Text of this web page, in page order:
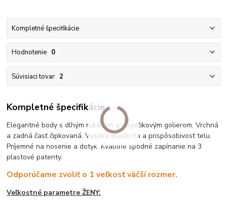
Kompletné špecifikácie
Hodnotenie 0
Súvisiaci tovar 2
Kompletné špecifikácie
Elegantné body s dlhým rukávom a stojačikovým golierom. Vrchná
a zadná časť čipkovaná. Vysoká elasticita a prispôsobivosť telu.
Príjemné na nosenie a dotyk. Kvalitné spodné zapínanie na 3
plastové patenty.
Odporúčame zvoliť o 1 veľkosť väčší rozmer.
Veľkostné parametre ŽENY: